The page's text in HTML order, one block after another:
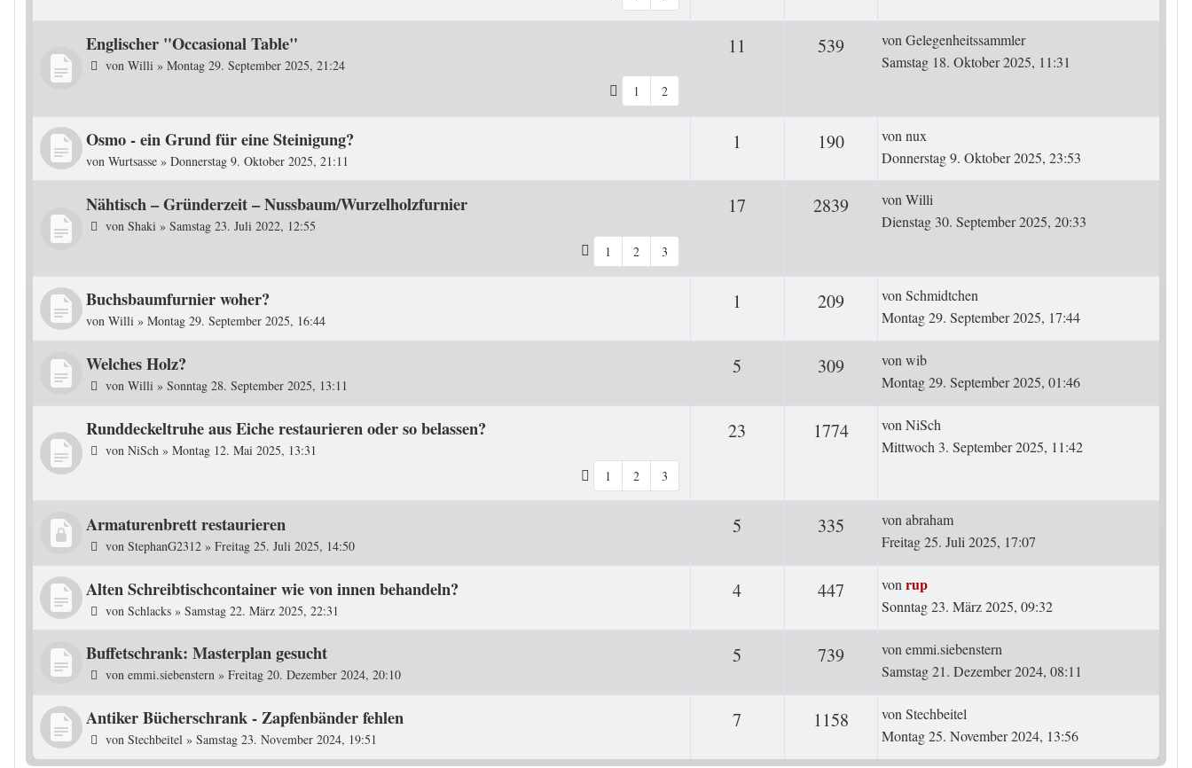
Englischer "Occasional Table"
von Willi » Montag 29. September 2025, 21:24
1
2
11 Antworten539 ZugriffeLetzter Beitrag
vonGelegenheitssammler
Samstag 18. Oktober 2025, 11:31
Osmo - ein Grund für eine Steinigung?
von Wurtsasse » Donnerstag 9. Oktober 2025, 21:11
1 190ZugriffeLetzter Beitrag
vonnux
Donnerstag 9. Oktober 2025, 23:53
Nähtisch – Gründerzeit – Nussbaum/Wurzelholzfurnier
von Shaki » Samstag 23. Juli 2022, 12:55
1
2 3
17 Antworten2839 ZugriffeLetzter Beitrag
vonWilli
Dienstag 30. September 2025, 20:33
Buchsbaumfurnier woher?
von Willi » Montag 29. September 2025, 16:44
1 209ZugriffeLetzter Beitrag
vonSchmidtchen
Montag 29. September 2025, 17:44
Welches Holz?
von Willi » Sonntag 28. September 2025, 13:11
5 309 ZugriffeLetzter Beitrag
vonwib
Montag 29. September 2025, 01:46
Runddeckeltruhe aus Eiche restaurieren oder so belassen?
von NiSch » Montag 12. Mai 2025, 13:31
1
2 3
23 Antworten1774ZugriffeLetzter Beitrag
vonNiSch
Mittwoch 3. September 2025, 11:42
Armaturenbrett restaurieren
von StephanG2312 » Freitag 25. Juli 2025, 14:50
5 335 ZugriffeLetzter Beitrag
vonabraham
Freitag 25. Juli 2025, 17:07
Alten Schreibtischcontainer wie von innen behandeln?
von Schlacks » Samstag 22. März 2025, 22:31
4Antworten 447 ZugriffeLetzter Beitrag
vonrup
Sonntag 23. März 2025, 09:32
Buffetschrank: Masterplan gesucht
von emmi.siebenstern » Freitag 20. Dezember 2024, 20:10
5 739 ZugriffeLetzter Beitrag
vonemmi.siebenstern
Samstag 21. Dezember 2024, 08:11
Antiker Bücherschrank - Zapfenbänder fehlen
von Stechbeitel » Samstag 23. November 2024, 19:51
7 Antworten1158 ZugriffeLetzter Beitrag
vonStechbeitel
Montag 25. November 2024, 13:56